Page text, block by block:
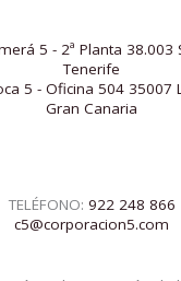
5 - 2ª Planta 38.003
Tenerife
5 - Oficina 504 35007
Gran Canaria
TELÉFONO: 922 248 866
c5@corporacion5.com